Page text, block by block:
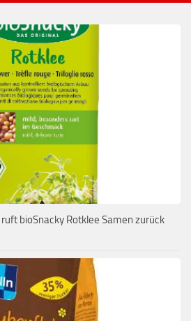
bioSnacky Rotklee Samen zurück